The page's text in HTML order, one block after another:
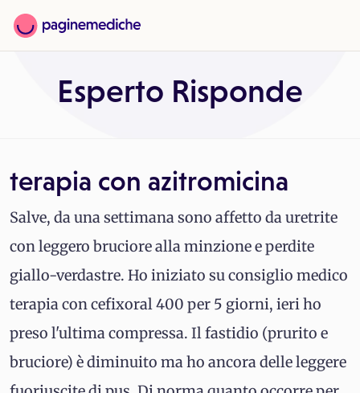
Esperto Risponde
terapia con azitromicina
Salve, da una settimana sono affetto da uretrite
con leggero bruciore alla minzione e perdite
giallo-verdastre. Ho iniziato su consiglio medico
terapia con cefixoral 400 per 5 giorni, ieri ho
preso l'ultima compressa. Il fastidio (prurito e
bruciore) è diminuito ma ho ancora delle leggere